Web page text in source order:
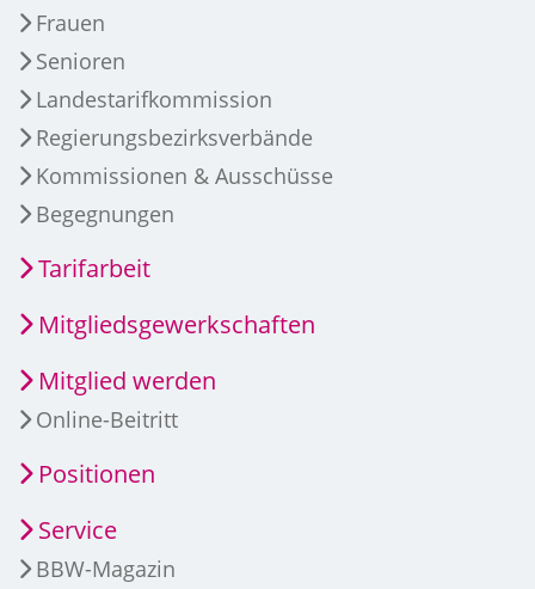
Frauen
Senioren
Landestarifkommission
Regierungsbezirksverbände
Kommissionen & Ausschüsse
Begegnungen
Tarifarbeit
Mitgliedsgewerkschaften
Mitglied werden
Online-Beitritt
Positionen
Service
BBW-Magazin